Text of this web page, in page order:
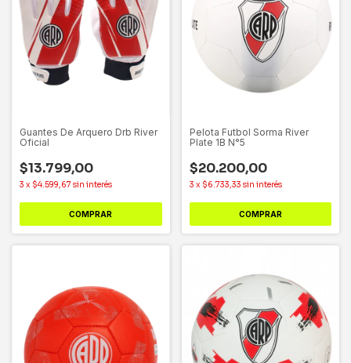
Guantes De Arquero Drb River
Oficial
$13.799,00
3 x $4.599,67 sin interés
COMPRAR
Pelota Futbol Sorma River
Plate 1B N°5
$20.200,00
3 x $6.733,33 sin interés
COMPRAR